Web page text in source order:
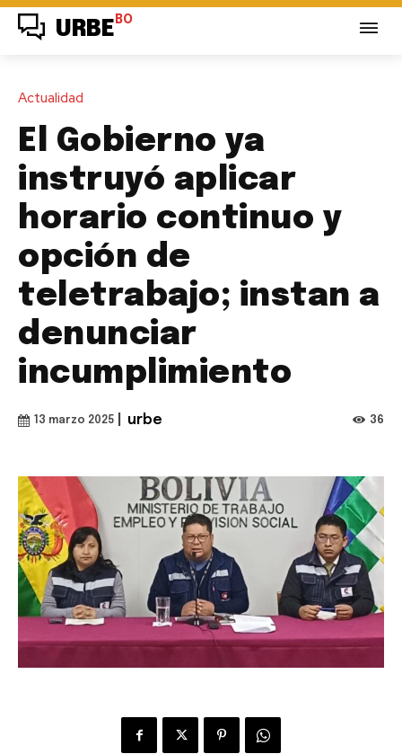
URBE BO
Actualidad
El Gobierno ya
instruyó aplicar
horario continuo y
opción de
teletrabajo; instan a
denunciar
incumplimiento
13 marzo 2025 urbe 36